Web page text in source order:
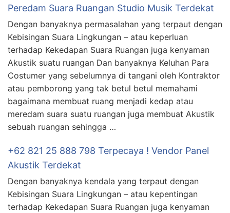
Peredam Suara Ruangan Studio Musik Terdekat
Dengan banyaknya permasalahan yang terpaut dengan
Kebisingan Suara Lingkungan – atau keperluan
terhadap Kekedapan Suara Ruangan juga kenyaman
Akustik suatu ruangan Dan banyaknya Keluhan Para
Costumer yang sebelumnya di tangani oleh Kontraktor
atau pemborong yang tak betul betul memahami
bagaimana membuat ruang menjadi kedap atau
meredam suara suatu ruangan juga membuat Akustik
sebuah ruangan sehingga …
+62 821 25 888 798 Terpecaya ! Vendor Panel
Akustik Terdekat
Dengan banyaknya kendala yang terpaut dengan
Kebisingan Suara Lingkungan – atau kepentingan
terhadap Kekedapan Suara Ruangan juga kenyaman